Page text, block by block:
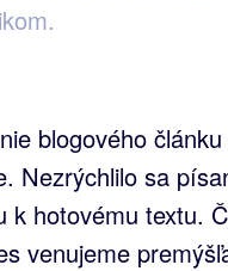
blogového
Nezrýchlilo sa
k hotovému textu.
venujeme